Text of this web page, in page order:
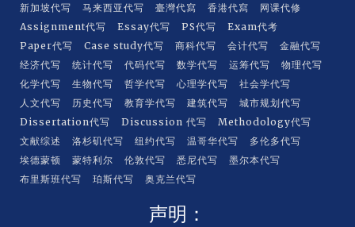
新加坡代写
马来西亚代写 臺灣代寫 香港代寫
网课代修
Assignment代写
Essay代写 PS代写
Exam代考
Paper代写
Case study代写 商科代写 会计代写
金融代写
经济代写
统计代写 代码代写 数学代写 运筹代写
物理代写
化学代写
生物代写 哲学代写 心理学代写
社会学代写
人文代写
历史代写 教育学代写 建筑代写
城市规划代写
Dissertation代写
Discussion 代写
Methodology代写
文献综述
洛杉矶代写 纽约代写 温哥华代写
多伦多代写
埃德蒙顿
蒙特利尔 伦敦代写 悉尼代写
墨尔本代写
布里斯班代写
珀斯代写 奥克兰代写
声明：